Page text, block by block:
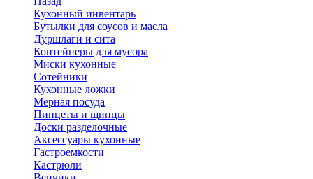
Кухонный инвентарь
Бутылки для соусов и масла
Дуршлаги и сита
Контейнеры для мусора
Миски кухонные
Сотейники
Кухонные ложки
Мерная посуда
Пинцеты и щипцы
Доски разделочные
Аксессуары кухонные
Гастроемкости
Кастрюли